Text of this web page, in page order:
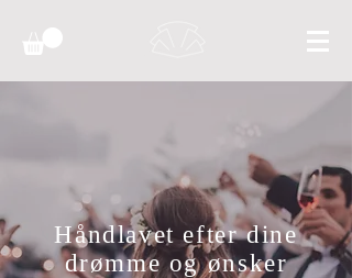
Håndlavet efter dine
drømme og ønsker